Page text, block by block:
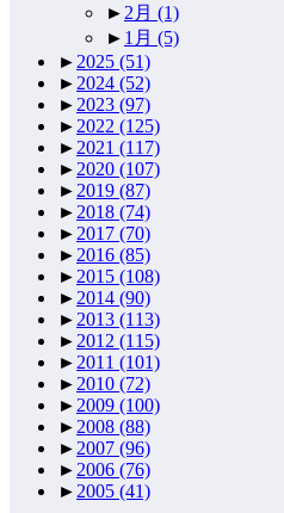
►2月 (1)
► 1月 (5)
►2025 (51)
►2024 (52)
►2023 (97)
►2022 (125)
►2021 (117)
►2020 (107)
►2019 (87)
►2018 (74)
►2017 (70)
►2016 (85)
►2015 (108)
►2014 (90)
►2013 (113)
►2012 (115)
►2011 (101)
►2010 (72)
►2009 (100)
►2008 (88)
►2007 (96)
►2006 (76)
►2005 (41)